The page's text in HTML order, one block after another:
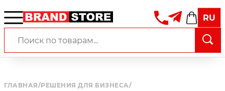
RU
ГЛАВНАЯ/РЕШЕНИЯ ДЛЯ БИЗНЕСА/